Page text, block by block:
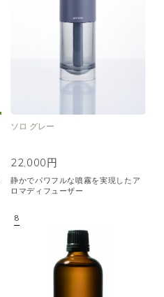
ソロ グレー
22,000円
静かでパワフルな噴霧を実現したア
ロマディフューザー